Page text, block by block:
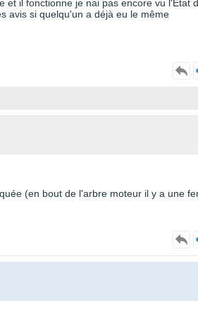
et il fonctionne je nai pas encore vu l'Etat
avis si quelqu'un a déjà eu le même
(en bout de l'arbre moteur il y a une